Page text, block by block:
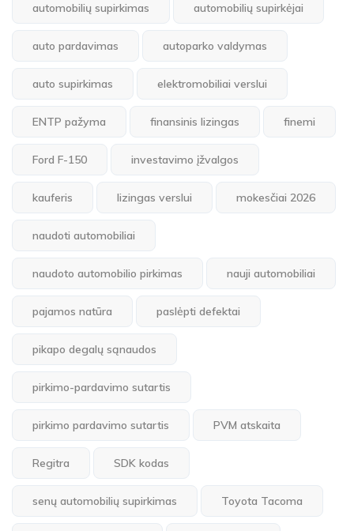
automobilių supirkimas automobilių supirkėjai
auto pardavimas autoparko valdymas
auto supirkimas elektromobiliai verslui
ENTP pažyma finansinis lizingas finemi
Ford F-150 investavimo įžvalgos
kauferis lizingas verslui mokesčiai 2026
naudoti automobiliai
naudoto automobilio pirkimas nauji automobiliai
pajamos natūra paslėpti defektai
pikapo degalų sąnaudos
pirkimo-pardavimo sutartis
pirkimo pardavimo sutartis PVM atskaita
Regitra SDK kodas
senų automobilių supirkimas Toyota Tacoma